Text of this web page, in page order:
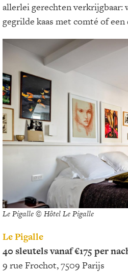
allerlei gerechten verkrijgbaar:
gegrilde kaas met comté of een
Le Pigalle © Hôtel Le Pigalle
Le Pigalle
40 sleutels vanaf €175 per
9 rue Frochot, 7509 Parijs